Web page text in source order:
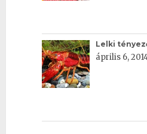
Lelki
április 6,